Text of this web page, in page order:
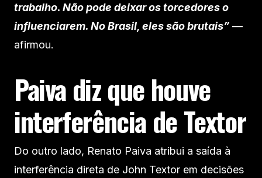
trabalho. Não pode deixar os torcedores o
influenciarem. No Brasil, eles são brutais” —
afirmou.
Paiva diz que houve
interferência de Textor
Do outro lado, Renato Paiva atribui a saída à
interferência direta de John Textor em decisões